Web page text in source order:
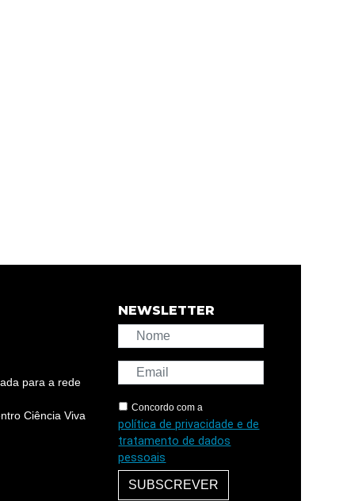
para a rede
Ciência Viva
NEWSLETTER
Concordo com a
política de privacidade e de
tratamento de dados
pessoais
SUBSCREVER